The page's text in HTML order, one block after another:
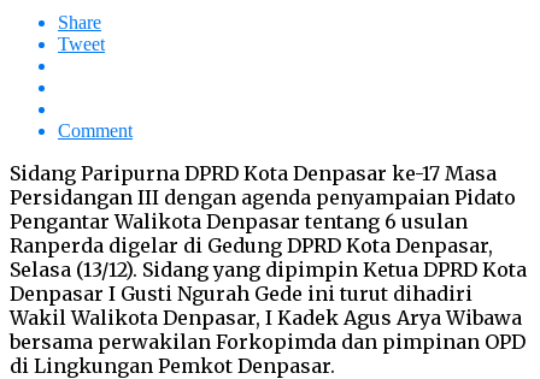
Share
Tweet
Comment
Sidang Paripurna DPRD Kota Denpasar ke-17 Masa
Persidangan III dengan agenda penyampaian Pidato
Pengantar Walikota Denpasar tentang 6 usulan
Ranperda digelar di Gedung DPRD Kota Denpasar,
Selasa (13/12). Sidang yang dipimpin Ketua DPRD Kota
Denpasar I Gusti Ngurah Gede ini turut dihadiri
Wakil Walikota Denpasar, I Kadek Agus Arya Wibawa
bersama perwakilan Forkopimda dan pimpinan OPD
di Lingkungan Pemkot Denpasar.